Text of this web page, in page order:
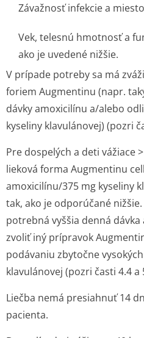
Závažnosť infekcie a
Vek, telesnú hmotnosť a
ako je uvedené nižšie.
V prípade potreby sa má
foriem Augmentinu (napr.
dávky amoxicilínu a/alebo
kyseliny klavulánovej) (pozri
Pre dospelých a deti vážiace
lieková forma Augmentinu
amoxicilínu/375 mg kyseliny
tak, ako je odporúčané
potrebná vyššia denná
zvoliť iný prípravok
podávaniu zbytočne
klavulánovej (pozri časti 4.4 a
Liečba nemá presiahnuť 14
pacienta.